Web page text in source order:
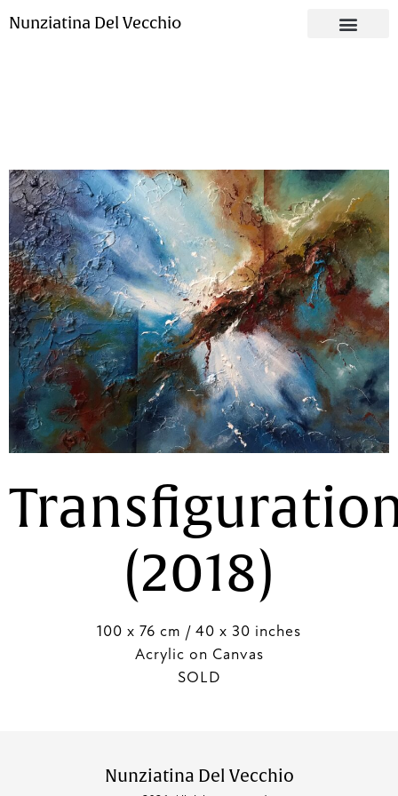
Nunziatina Del Vecchio
(2018)
100 x 76 cm / 40 x 30 inches
Acrylic on Canvas
SOLD
Nunziatina Del Vecchio